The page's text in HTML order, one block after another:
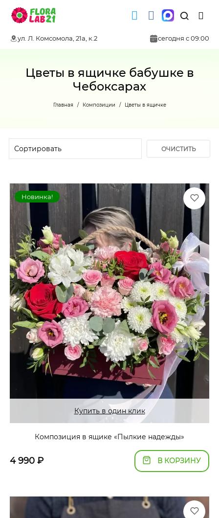
ул. Л. Комсомола, 21а, к.2 сегодня с 09:00
Цветы в ящичке бабушке в
Чебоксарах
Главная Композиции Цветы в ящичке
ОЧИСТИТЬ
Новинка!
Купить в один клик
Композиция в ящике «Пылкие надежды»
4 990 ₽ В КОРЗИНУ